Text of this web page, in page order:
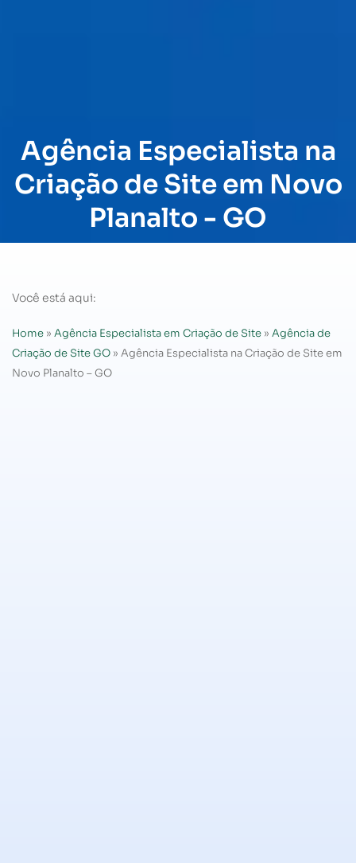
Agência Especialista na
Criação de Site em Novo
Planalto - GO
Você está aqui:
Home » Agência Especialista em Criação de Site » Agência de
Criação de Site GO » Agência Especialista na Criação de Site em
Novo Planalto – GO